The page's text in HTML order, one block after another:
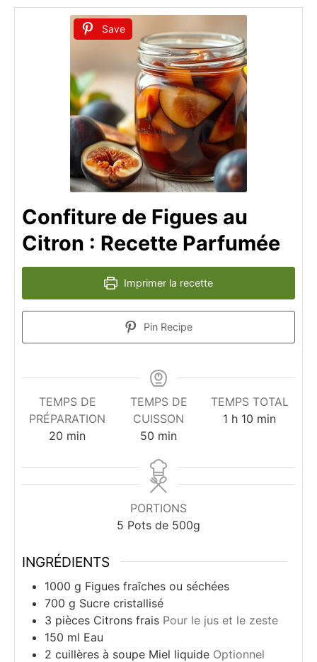
Save
Confiture de Figues au
Citron : Recette Parfumée
Imprimer la recette
Pin Recipe
TEMPS DE
PRÉPARATION
20 minutes
min
TEMPS DE
CUISSON
50 minutes
min
TEMPS TOTAL
1 heure
h 10 minutes
min
PORTIONS
5 Pots de 500g
INGRÉDIENTS
1000 g Figues fraîches ou séchées
700 g Sucre cristallisé
3 pièces Citrons frais Pour le jus et le zeste
150 ml Eau
2 cuillères à soupe Miel liquide Optionnel